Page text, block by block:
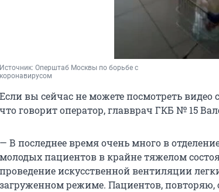
Источник: Оперштаб Москвы по борьбе с
коронавирусом
Если вы сейчас не можете посмотреть видео
что говорит оператор, главврач ГКБ № 15
— В последнее время очень много в
молодых пациентов в крайне тяжелом
проведение искусственной вентиляции
загруженном режиме. Пациентов,